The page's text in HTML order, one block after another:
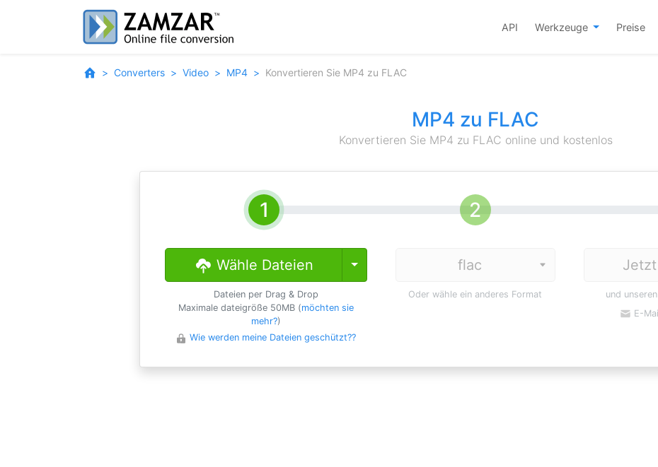
API Werkzeuge Preise
Converters Video MP4 Konvertieren Sie MP4 zu FLAC
MP4 zu FLAC
Konvertieren Sie MP4 zu FLAC online und kostenlos
Wähle Dateien Toggle Dropdown
Dateien per Drag & Drop
Maximale dateigröße 50MB (möchten sie
mehr?)
Wie werden meine Dateien geschützt??
Oder wähle ein anderes Format und unseren
E-